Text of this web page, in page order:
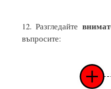
12. Разгледайте
въпросите: